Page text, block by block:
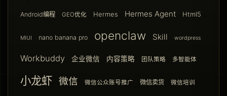
Android编程 GEO优化 Hermes Hermes Agent Html5
MIUI nano banana pro openclaw Skill wordpress
Workbuddy 企业微信 内容策略 团队策略 多智能体
小龙虾 微信 微信公众账号推广 微信卖货 微信培训